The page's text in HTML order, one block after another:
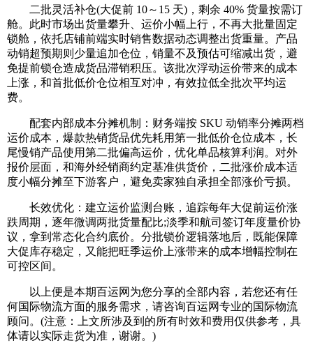
二批灵活补仓(大促前 10～15 天)，剩余 40% 货量按需订
舱。此时市场出货量攀升、运价小幅上行，不再大批量固定
锁舱，依托店铺前端实时销售数据动态调整出货重量。产品
动销超预期则少量追加仓位，销量不及预估可缩减出货，避
免提前锁仓造成货品滞销积压。该批次浮动运价带来的成本
上涨，和首批低价仓位相互对冲，有效拉低全批次平均运
费。
配套内部成本分摊机制：财务端按 SKU 动销率分摊两档
运价成本，爆款热销货品优先耗用第一批低价仓位成本，长
尾慢销产品使用第二批偏高运价，优化单品核算利润。对外
报价层面，和海外经销商约定基准供货价，二批涨价成本适
度小幅分摊至下游客户，避免卖家独自承担全部涨价亏损。
长效优化：建立运价监测台账，追踪每年大促前运价涨
跌周期，逐年微调两批货量配比;淡季和航司签订年度量价协
议，拿到常态化合约底价。分批锁价逻辑落地后，既能保障
大促库存稳定，又能把旺季运价上涨带来的成本增幅控制在
可控区间。
以上便是本期百运网为您分享的全部内容，若您还有任
何国际物流方面的服务需求，请咨询百运网专业的国际物流
顾问。(注意：上文所涉及到的所有时效和费用仅供参考，具
体请以实际走货为准，谢谢。)